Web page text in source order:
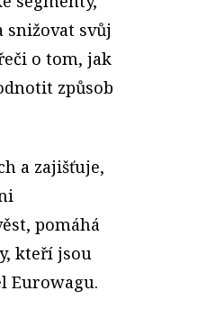
snižovat svůj
o tom, jak
způsob
a zajišťuje,
pomáhá
kteří jsou
Eurowagu.